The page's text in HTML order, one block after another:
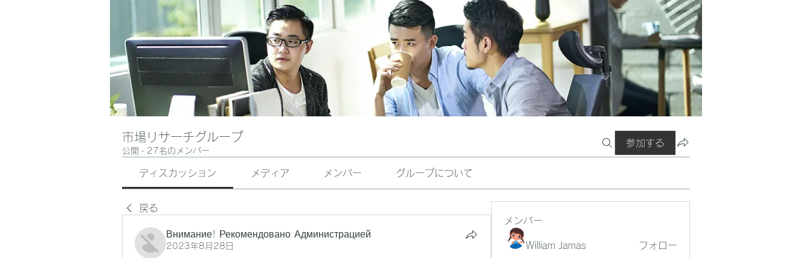
市場リサーチグループ
公開 · 27名のメンバー
参加する
ディスカッション メディア メンバー グループについて
戻る
Внимание! Рекомендовано Администрацией
2023年8月28日
メンバー
William Jamas フォロー